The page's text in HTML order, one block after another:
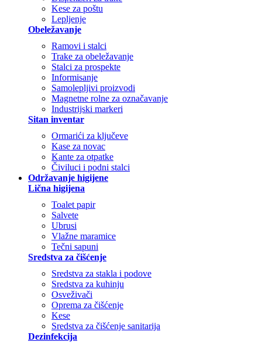
Kese za poštu
Lepljenje
Obeležavanje
Ramovi i stalci
Trake za obeležavanje
Stalci za prospekte
Informisanje
Samolepljivi proizvodi
Magnetne rolne za označavanje
Industrijski markeri
Sitan inventar
Ormarići za ključeve
Kase za novac
Kante za otpatke
Čiviluci i podni stalci
Održavanje higijene
Lična higijena
Toalet papir
Salvete
Ubrusi
Vlažne maramice
Tečni sapuni
Sredstva za čišćenje
Sredstva za stakla i podove
Sredstva za kuhinju
Osveživači
Oprema za čišćenje
Kese
Sredstva za čišćenje sanitarija
Dezinfekcija